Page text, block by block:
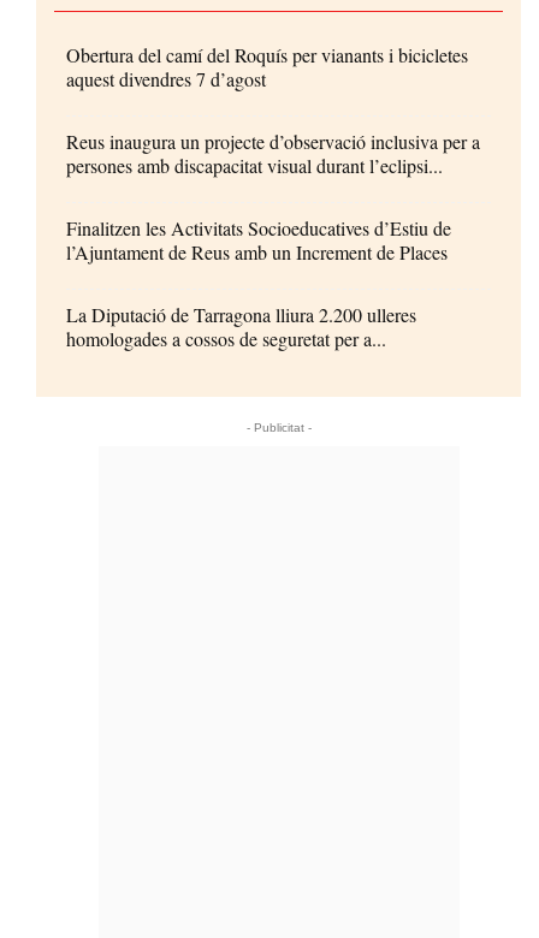
Obertura del camí del Roquís per vianants i bicicletes
aquest divendres 7 d’agost
Reus inaugura un projecte d’observació inclusiva per a
persones amb discapacitat visual durant l’eclipsi...
Finalitzen les Activitats Socioeducatives d’Estiu de
l’Ajuntament de Reus amb un Increment de Places
La Diputació de Tarragona lliura 2.200 ulleres
homologades a cossos de seguretat per a...
- Publicitat -